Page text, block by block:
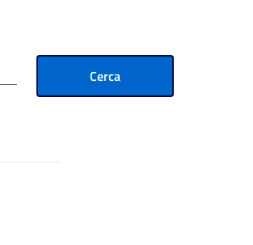
Cerca